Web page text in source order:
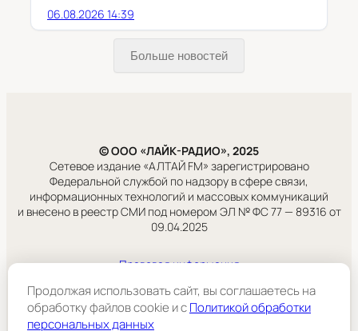
06.08.2026 14:39
Больше новостей
© ООО «ЛАЙК-РАДИО», 2025
Сетевое издание «АЛТАЙ FM» зарегистрировано
Федеральной службой по надзору в сфере связи,
информационных технологий и массовых коммуникаций
и внесено в реестр СМИ под номером ЭЛ № ФС 77 — 89316 от
09.04.2025
Правовая информация
ООО «ЛАЙК-РАДИО».
Продолжая использовать сайт, вы соглашаетесь на
обработку файлов cookie и cПолитикой обработки
персональных данных